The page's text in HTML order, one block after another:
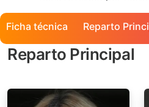
Ficha técnica Reparto
Reparto Principal